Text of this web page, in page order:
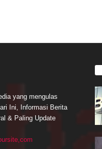
yang mengulas
Ini, Informasi Berita
& Paling Update